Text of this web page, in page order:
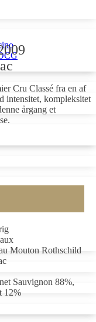
Cru Classé fra en af
intensitet, kompleksitet
årgang et
Mouton Rothschild
Sauvignon 88%,
12%